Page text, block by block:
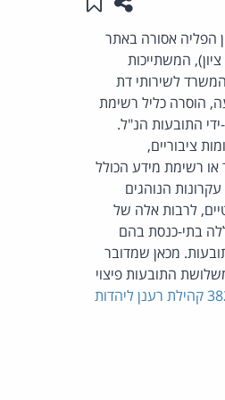
כספי בסך 30,000 ש"ח, בגין הפליה אסורה באתר
המשתייכות
לשירותי דת
הוסרה כליל רשימת
התובעות הנ"ל.
ציבוריים,
או רשימת מידע הכולל
הנוהגים
לרבות אלה של
בתי-כנסת בהם
מכאן שמדובר
התובעות פיצוי
א 3824/07 קהילת רענן ליהדות